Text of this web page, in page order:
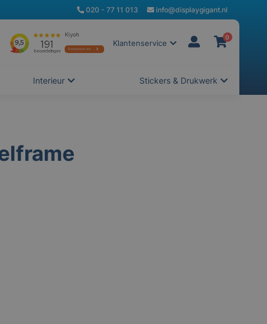
020 - 77 11 013 info@displaygigant.nl
Klantenservice
0
Interieur Stickers & Drukwerk